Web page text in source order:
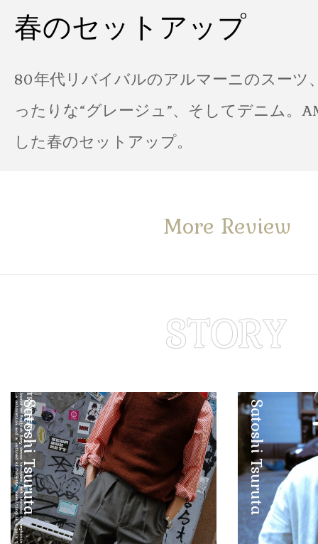
春のセットアップ
80年代リバイバルのアルマーニのスーツ
ったりな“グレージュ”、そしてデニム。
した春のセットアップ。
More Review
Satoshi Tsuruta Satoshi Tsuruta